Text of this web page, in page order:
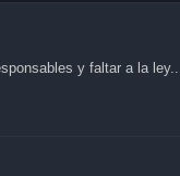
y faltar a la